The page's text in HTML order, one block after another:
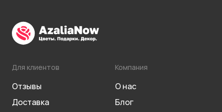
Для клиентов
Отзывы
Доставка
Компания
О нас
Блог